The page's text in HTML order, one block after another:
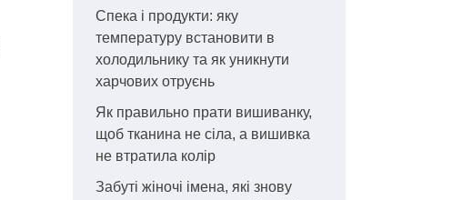
Спека і продукти: яку
температуру встановити в
холодильнику та як уникнути
харчових отруєнь
Як правильно прати вишиванку,
щоб тканина не сіла, а вишивка
не втратила колір
Забуті жіночі імена, які знову